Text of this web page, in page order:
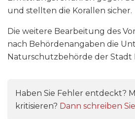
und stellten die Korallen sicher.
Die weitere Bearbeitung des
nach Behördenangaben die
Naturschutzbehörde der Stadt
Haben Sie Fehler entdeckt?
kritisieren? Dann schreiben